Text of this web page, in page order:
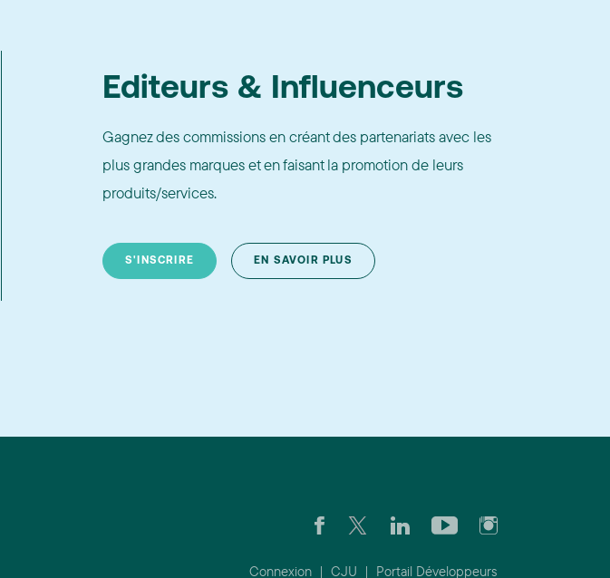
Editeurs & Influenceurs
Gagnez des commissions en créant des partenariats avec les
plus grandes marques et en faisant la promotion de leurs
produits/services.
S'INSCRIRE EN SAVOIR PLUS
Connexion | CJU | Portail Développeurs